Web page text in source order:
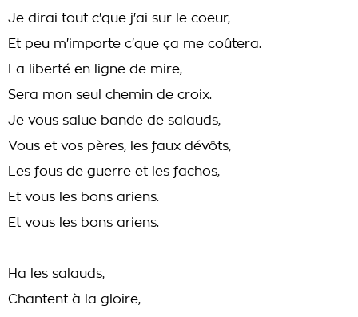
Je dirai tout c'que j'ai sur le coeur,
Et peu m'importe c'que ça me coûtera.
La liberté en ligne de mire,
Sera mon seul chemin de croix.
Je vous salue bande de salauds,
Vous et vos pères, les faux dévôts,
Les fous de guerre et les fachos,
Et vous les bons ariens.
Et vous les bons ariens.
Ha les salauds,
Chantent à la gloire,